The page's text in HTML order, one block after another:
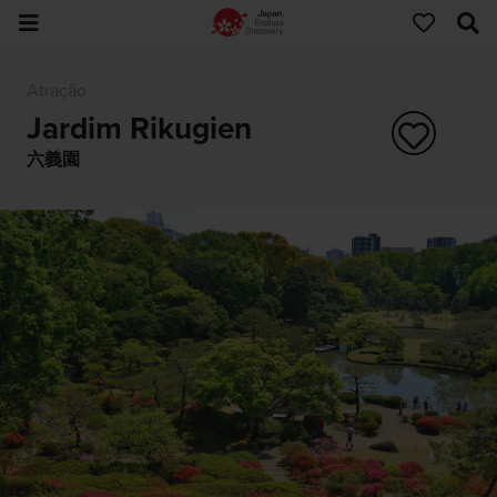
Jardim Rikugien
六義園